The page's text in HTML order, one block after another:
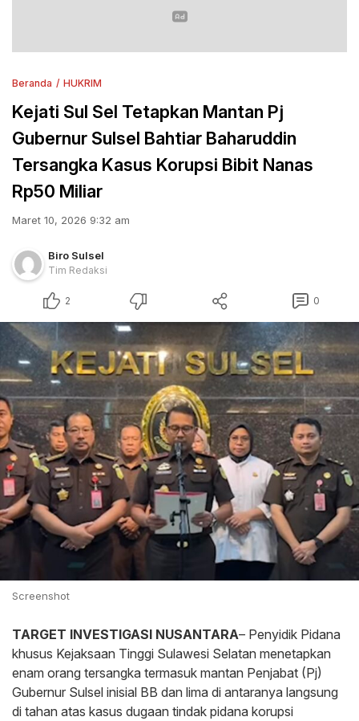
Beranda HUKRIM
Kejati Sul Sel Tetapkan Mantan Pj
Gubernur Sulsel Bahtiar Baharuddin
Tersangka Kasus Korupsi Bibit Nanas
Rp50 Miliar
Maret 10, 2026 9:32 am
Biro Sulsel
Tim Redaksi
2 0
Screenshot
TARGET INVESTIGASI NUSANTARA– Penyidik Pidana
khusus Kejaksaan Tinggi Sulawesi Selatan menetapkan
enam orang tersangka termasuk mantan Penjabat (Pj)
Gubernur Sulsel inisial BB dan lima di antaranya langsung
di tahan atas kasus dugaan tindak pidana korupsi